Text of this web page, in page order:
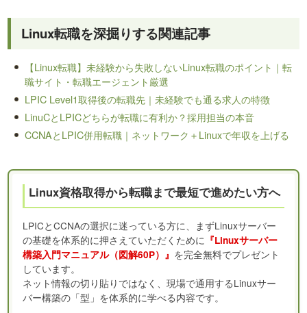
Linux転職を深掘りする関連記事
【Linux転職】未経験から失敗しないLinux転職のポイント｜転
職サイト・転職エージェント厳選
LPIC Level1取得後の転職先｜未経験でも通る求人の特徴
LinuCとLPICどちらが転職に有利か？採用担当の本音
CCNAとLPIC併用転職｜ネットワーク＋Linuxで年収を上げる
Linux資格取得から転職まで最短で進めたい方へ
LPICとCCNAの選択に迷っている方に、まずLinuxサーバー
の基礎を体系的に押さえていただくために 『Linuxサーバー
構築入門マニュアル（図解60P）』 を完全無料でプレゼント
しています。
ネット情報の切り貼りではなく、現場で通用するLinuxサー
バー構築の「型」を体系的に学べる内容です。